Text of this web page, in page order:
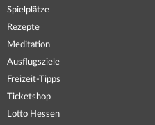
Spielplätze
Rezepte
Meditation
Ausflugsziele
Freizeit-Tipps
Ticketshop
Lotto Hessen